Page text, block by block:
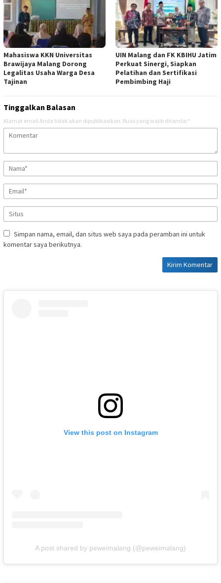
Mahasiswa KKN Universitas
Brawijaya Malang Dorong
Legalitas Usaha Warga Desa
Tajinan
UIN Malang dan FK KBIHU Jatim
Perkuat Sinergi, Siapkan
Pelatihan dan Sertifikasi
Pembimbing Haji
Tinggalkan Balasan
Alamat email Anda tidak akan dipublikasikan. Ruas yang wajib ditandai *
Simpan nama, email, dan situs web saya pada peramban ini untuk
komentar saya berikutnya.
View this post on Instagram
A post shared by peweimalang (@peweimalang)